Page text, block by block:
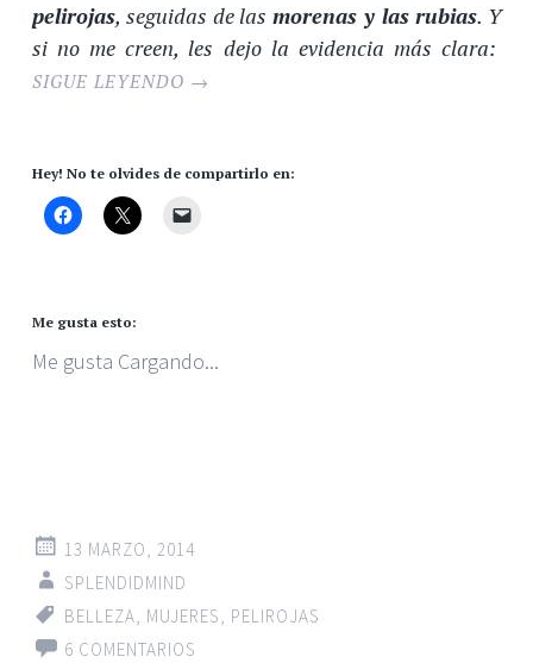
pelirojas, seguidas de las morenas y las rubias. Y
si no me creen, les dejo la evidencia más clara:
SIGUE LEYENDO →
Hey! No te olvides de compartirlo en:
Me gusta esto:
Me gusta Cargando...
13 MARZO, 2014
SPLENDIDMIND
BELLEZA, MUJERES, PELIROJAS
6 COMENTARIOS